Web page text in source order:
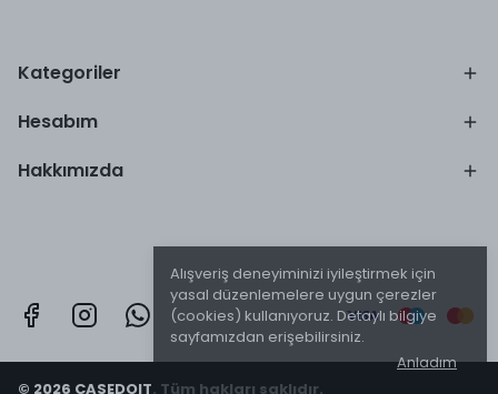
Alışveriş deneyiminizi iyileştirmek için
yasal düzenlemelere uygun çerezler
(cookies) kullanıyoruz. Detaylı bilgiye
sayfamızdan erişebilirsiniz.
Anladım
Kategoriler
Hesabım
Hakkımızda
© 2026 CASEDOIT. Tüm hakları saklıdır.